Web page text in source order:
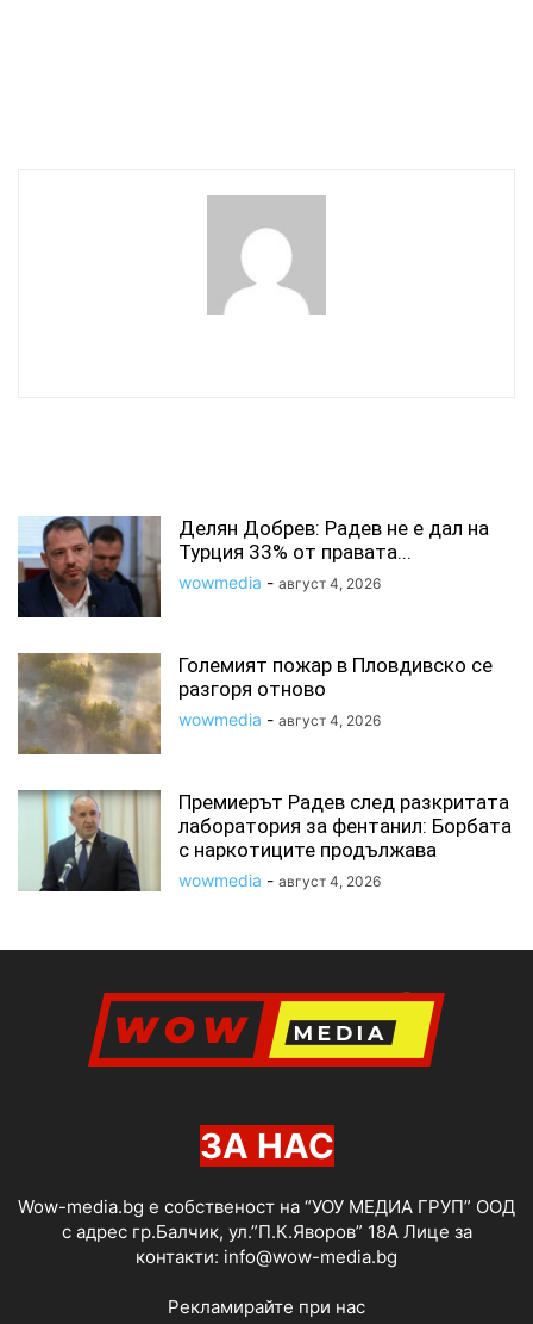
Делян Добрев: Радев не е дал на
Турция 33% от правата...
wowmedia - август 4, 2026
Големият пожар в Пловдивско се
разгоря отново
wowmedia - август 4, 2026
Премиерът Радев след разкритата
лаборатория за фентанил: Борбата
с наркотиците продължава
wowmedia - август 4, 2026
ЗА НАС
Wow-media.bg е собственост на “УОУ МЕДИА ГРУП” ООД
с адрес гр.Балчик, ул.”П.К.Яворов” 18А Лице за
контакти: info@wow-media.bg
Рекламирайте при нас